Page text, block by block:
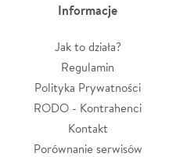
Informacje
Jak to działa?
Regulamin
Polityka Prywatności
RODO - Kontrahenci
Kontakt
Porównanie serwisów